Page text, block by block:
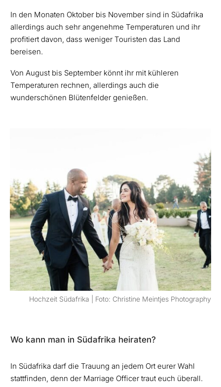
In den Monaten Oktober bis November sind in Südafrika
allerdings auch sehr angenehme Temperaturen und ihr
profitiert davon, dass weniger Touristen das Land
bereisen.
Von August bis September könnt ihr mit kühleren
Temperaturen rechnen, allerdings auch die
wunderschönen Blütenfelder genießen.
Hochzeit Südafrika | Foto: Christine Meintjes Photography
Wo kann man in Südafrika heiraten?
In Südafrika darf die Trauung an jedem Ort eurer Wahl
stattfinden, denn der Marriage Officer traut euch überall.